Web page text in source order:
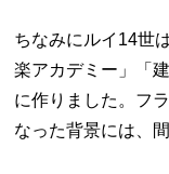
ちなみにルイ14世
楽アカデミー」「
に作りました。フ
なった背景には、